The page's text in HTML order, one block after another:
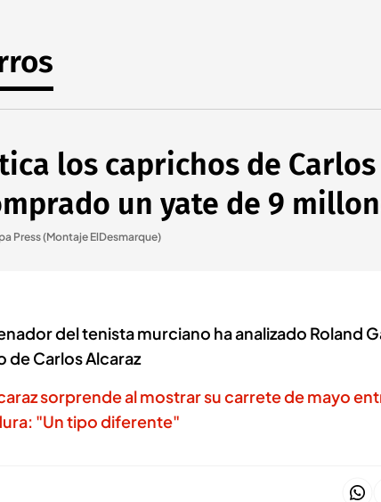
los caprichos de
un yate de 9
Press (Montaje ElDesmarque)
del tenista murciano ha analizado Roland
de Carlos Alcaraz
sorprende al mostrar su carrete de mayo
"Un tipo diferente"